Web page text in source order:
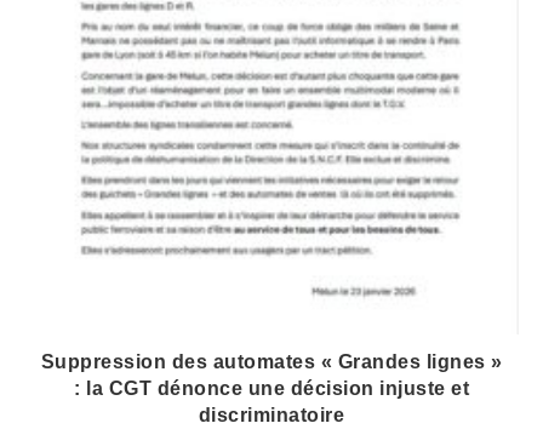
Suppression des automates « Grandes lignes »
: la CGT dénonce une décision injuste et
discriminatoire